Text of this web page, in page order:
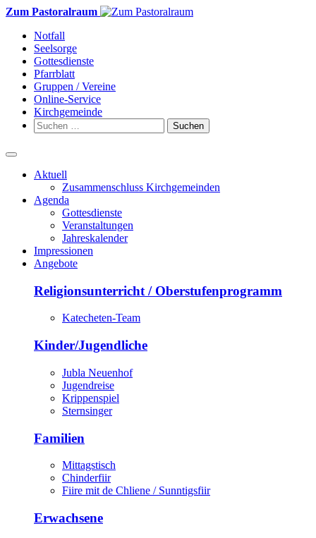
Weiter
Inhalt
Zum Pastoralraum
Notfall
Seelsorge
Gottesdienste
Pfarrblatt
Gruppen / Vereine
Online-Service
Kirchgemeinde
Suchen
nach:
Aktuell
Zusammenschluss Kirchgemeinden
Agenda
Gottesdienste
Veranstaltungen
Jahreskalender
Impressionen
Angebote
Religionsunterricht / Oberstufenprogramm
Katecheten-Team
Kinder/Jugendliche
Jubla Neuenhof
Jugendreise
Krippenspiel
Sternsinger
Familien
Mittagstisch
Chinderfiir
Fiire mit de Chliene / Sunntigsfiir
Erwachsene